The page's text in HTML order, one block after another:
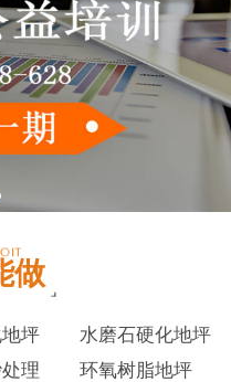
做
坪
水磨石硬化地坪
理
环氧树脂地坪